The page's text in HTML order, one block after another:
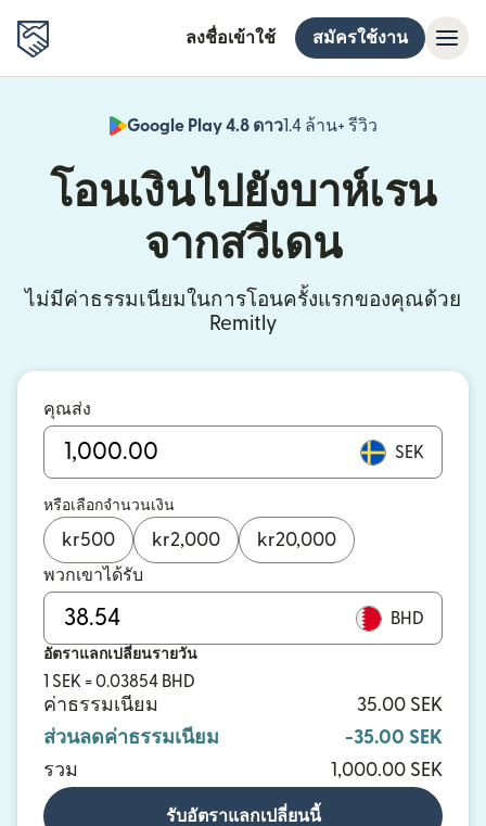
ลงชื่อเข้าใช้ สมัครใช้งาน
Google Play 4.8 ดาว1.4 ล้าน+ รีวิว
(เปิดในหน้าต่
โอนเงินไปยังบาห์เรน
จากสวีเดน
ไม่มีค่าธรรมเนียมในการโอนครั้งแรกของคุณด้วย
Remitly
คุณส่ง
SEK
หรือเลือกจำนวนเงิน
kr500 kr2,000 kr20,000
พวกเขาได้รับ
BHD
อัตราแลกเปลี่ยนรายวัน
1 SEK = 0.03854 BHD
ค่าธรรมเนียม
35.00 SEK
ส่วนลดค่าธรรมเนียม
-35.00 SEK
รวม
1,000.00 SEK
รับอัตราแลกเปลี่ยนนี้